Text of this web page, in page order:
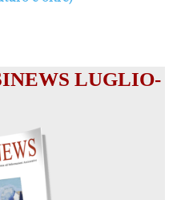
LUGLIO-